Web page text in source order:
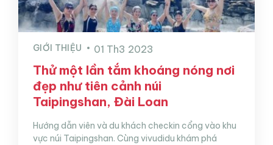
GIỚI THIỆU 01 Th3 2023
Thử một lần tắm khoáng nóng nơi
đẹp như tiên cảnh núi
Taipingshan, Đài Loan
Hướng dẫn viên và du khách checkin cổng vào khu
vực núi Taipingshan. Cùng vivudidu khám phá